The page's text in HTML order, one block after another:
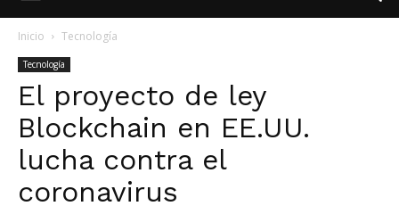
Noticias
hoy
Inicio Tecnología
Tecnología
El proyecto de ley
Blockchain en EE.UU.
lucha contra el
coronavirus